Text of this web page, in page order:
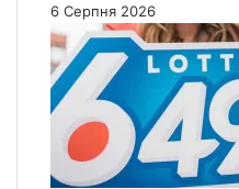
6 Серпня 2026